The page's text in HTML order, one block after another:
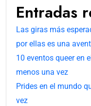
Entradas
Las giras más
por ellas es una
10 eventos queer en
menos una vez
Prides en el mundo
vez